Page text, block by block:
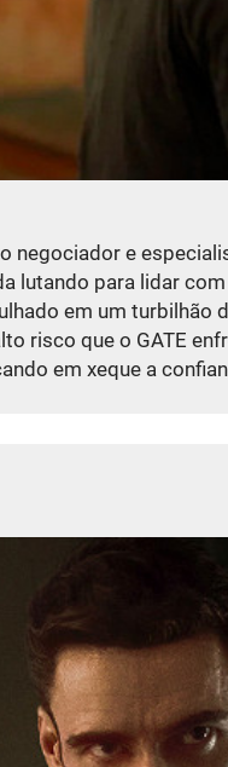
negociador e
lutando para lidar
em um
risco que o GATE
em xeque a